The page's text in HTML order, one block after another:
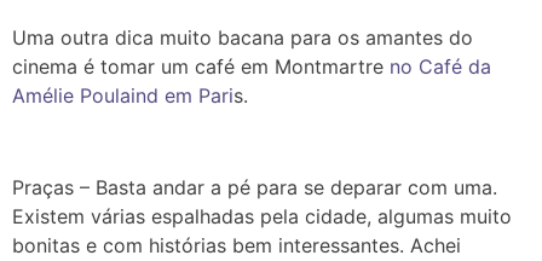
Uma outra dica muito bacana para os amantes do
cinema é tomar um café em Montmartre no Café da
Amélie Poulaind em Paris.
Praças – Basta andar a pé para se deparar com uma.
Existem várias espalhadas pela cidade, algumas muito
bonitas e com histórias bem interessantes. Achei